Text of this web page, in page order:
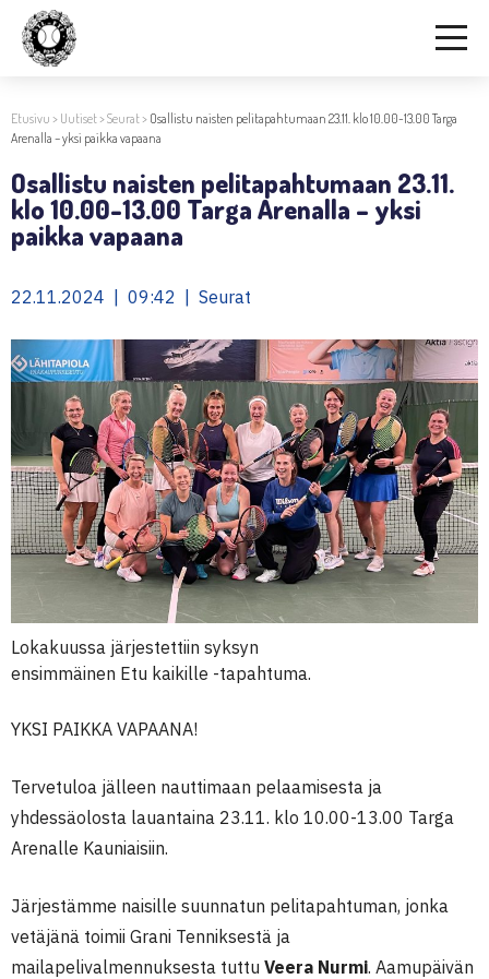
Etusivu > Uutiset>Seurat> Osallistu naisten pelitapahtumaan 23.11. klo 10.00-13.00 Targa
Arenalla – yksi paikka vapaana
Osallistu naisten pelitapahtumaan 23.11.
klo 10.00-13.00 Targa Arenalla – yksi
paikka vapaana
22.11.2024 | 09:42 | Seurat
Lokakuussa järjestettiin syksyn
ensimmäinen Etu kaikille -tapahtuma.
YKSI PAIKKA VAPAANA!
Tervetuloa jälleen nauttimaan pelaamisesta ja
yhdessäolosta lauantaina 23.11. klo 10.00-13.00 Targa
Arenalle Kauniaisiin.
Järjestämme naisille suunnatun pelitapahtuman, jonka
vetäjänä toimii Grani Tenniksestä ja
mailapelivalmennuksesta tuttu Veera Nurmi. Aamupäivän